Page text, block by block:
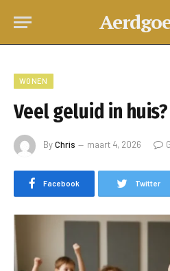
WONEN
Veel geluid in huis?
ByChris maart 4, 2026
Facebook Twitter